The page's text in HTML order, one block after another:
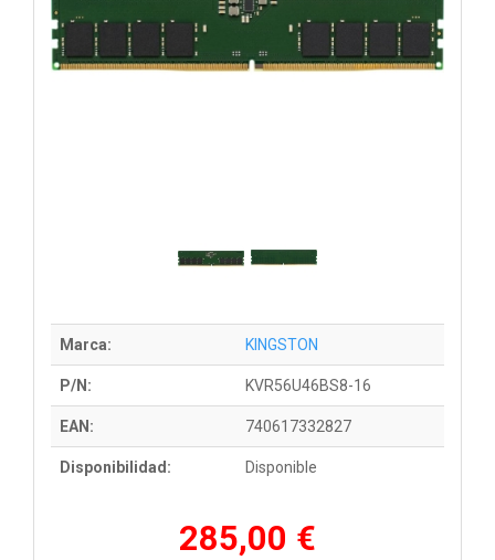
Marca: KINGSTON
P/N: KVR56U46BS8-16
EAN: 740617332827
Disponibilidad: Disponible
285,00 €